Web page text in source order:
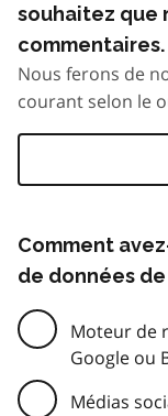
souhaitez que
commentaires.
Nous ferons de
courant selon le
Comment
de données
Moteur de
Google ou
Médias